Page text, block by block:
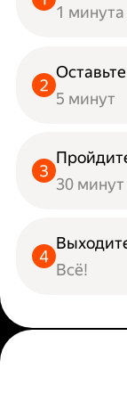
1 минута
5 минут
30 минут
Всё!